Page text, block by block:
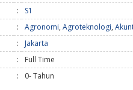
:
S1
: Agronomi, Agroteknologi,
:
Jakarta
:
Full Time
: 0- Tahun